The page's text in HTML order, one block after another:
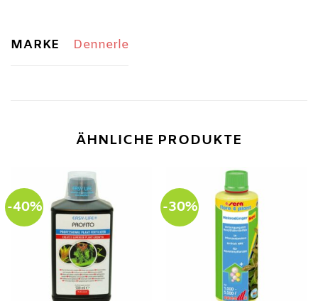
MARKE Dennerle
ÄHNLICHE PRODUKTE
-40% -30%